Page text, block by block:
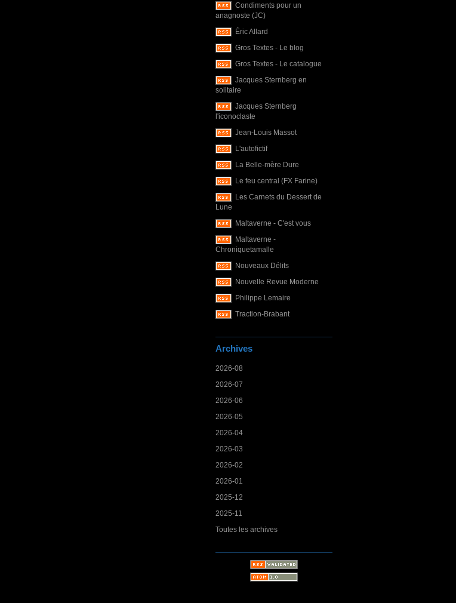
Condiments pour un
anagnoste (JC)
Éric Allard
Gros Textes - Le blog
Gros Textes - Le catalogue
Jacques Sternberg en
solitaire
Jacques Sternberg
l'iconoclaste
Jean-Louis Massot
L'autofictif
La Belle-mère Dure
Le feu central (FX Farine)
Les Carnets du Dessert de
Lune
Maltaverne - C'est vous
Maltaverne -
Chroniquetamalle
Nouveaux Délits
Nouvelle Revue Moderne
Philippe Lemaire
Traction-Brabant
Archives
2026-08
2026-07
2026-06
2026-05
2026-04
2026-03
2026-02
2026-01
2025-12
2025-11
Toutes les archives